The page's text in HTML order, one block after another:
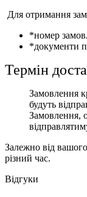
Для отримання
*номер
*документи
Термін
Замовлення
будуть
Замовлення,
Залежно від
різний час.
Відгуки